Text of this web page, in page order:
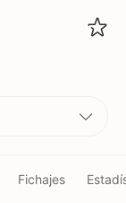
Fichajes